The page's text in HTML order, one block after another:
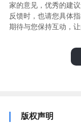
家的意见，优秀的建
反馈时，也请您具体
期待与您保持互动，
版权声明